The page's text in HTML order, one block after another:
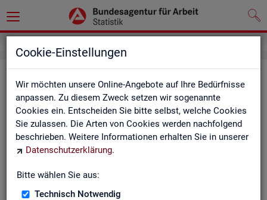
Cookie-Einstellungen
Wir möchten unsere Online-Angebote auf Ihre Bedürfnisse
anpassen. Zu diesem Zweck setzen wir sogenannte
Cookies ein. Entscheiden Sie bitte selbst, welche Cookies
Sie zulassen. Die Arten von Cookies werden nachfolgend
beschrieben. Weitere Informationen erhalten Sie in unserer
Datenschutzerklärung.
Bitte wählen Sie aus:
Technisch Notwendig
Rea­li­sier­te Kurz­ar­beit (hoch­ge­rech­
net) - Deutsch­land, Län­der, Re­gio­
nal­di­rek­tio­nen, Agen­tu­ren für Ar­beit
und Krei­se (Mo­nats­zah­len)
nen über Be­stand, Be­trie­be / Be­triebs­grö­ße, Kurz­ar­bei­ter­geld,
Kurz­ar­bei­ter­quo­te und wei­te­re Merk­ma­le.